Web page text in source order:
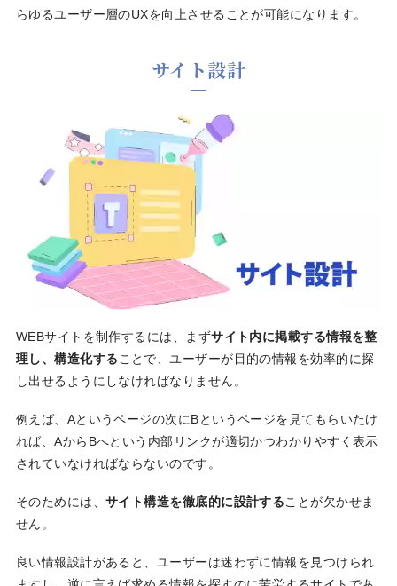
らゆるユーザー層のUXを向上させることが可能になります。
サイト設計
WEBサイトを制作するには、まずサイト内に掲載する情報を整
理し、構造化することで、ユーザーが目的の情報を効率的に探
し出せるようにしなければなりません。
例えば、Aというページの次にBというページを見てもらいたけ
れば、AからBへという内部リンクが適切かつわかりやすく表示
されていなければならないのです。
そのためには、サイト構造を徹底的に設計することが欠かせま
せん。
良い情報設計があると、ユーザーは迷わずに情報を見つけられ